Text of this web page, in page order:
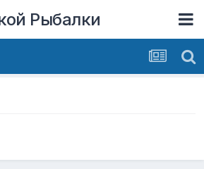
Рыбалки